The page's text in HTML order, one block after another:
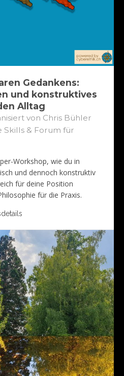
Gedankens:
und konstruktives
Alltag
von Chris Bühler
Skills & Forum für
Workshop, wie du in
und dennoch konstruktiv
für deine Position
für die Praxis.